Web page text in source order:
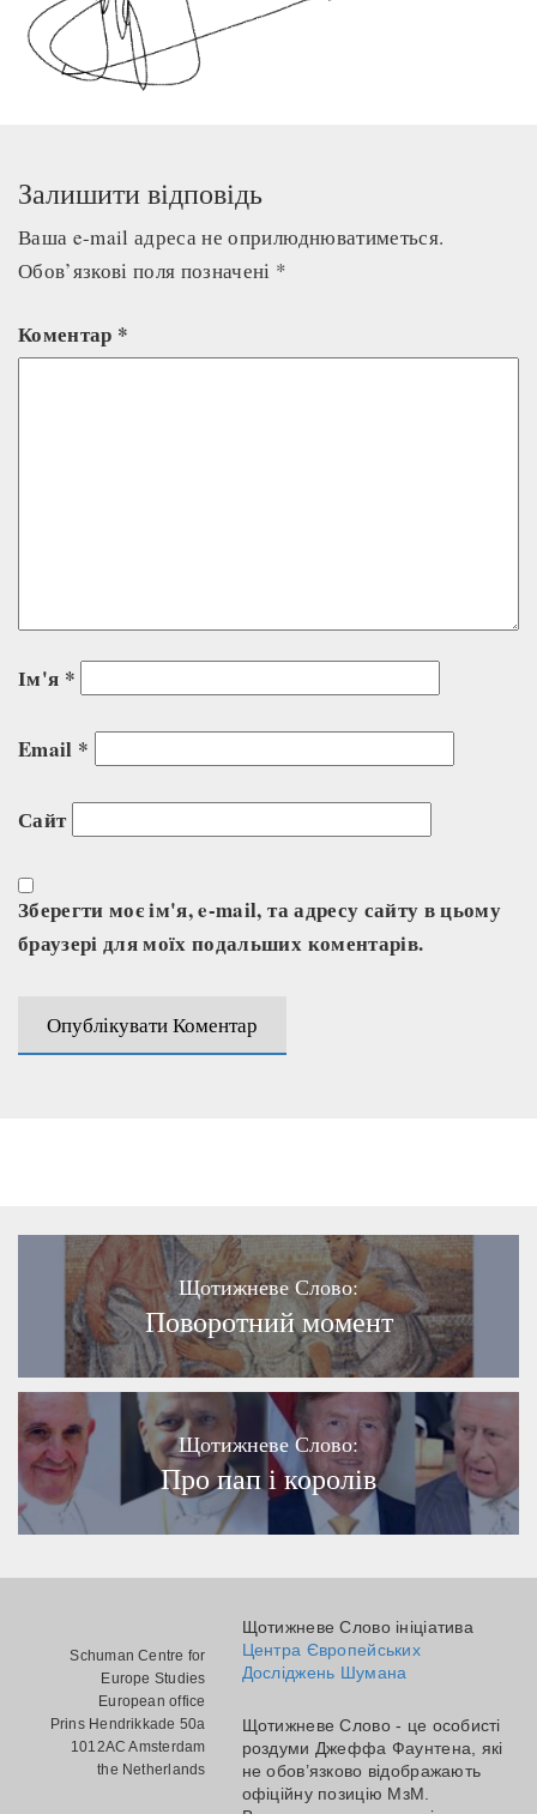
Залишити відповідь
Ваша e-mail адреса не оприлюднюватиметься.
Обов’язкові поля позначені *
Коментар *
Ім'я *
Email *
Сайт
Зберегти моє ім'я, e-mail, та адресу сайту в цьому
браузері для моїх подальших коментарів.
Щотижневе Слово:
Поворотний момент
Щотижневе Слово:
Про пап і королів
Schuman Centre for
Europe Studies
European office
Prins Hendrikkade 50a
1012AC Amsterdam
the Netherlands
Щотижневе Слово ініціатива
Центра Європейських
Досліджень Шумана
Щотижневе Слово - це особисті
роздуми Джеффа Фаунтена, які
не обов’язково відображають
офіційну позицію МзМ.